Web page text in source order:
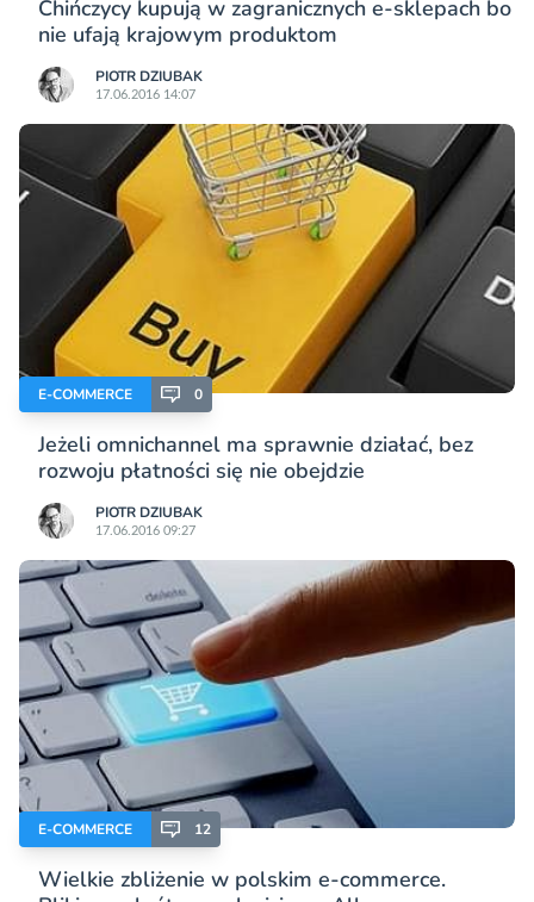
Chińczycy kupują w zagranicznych e-sklepach bo
nie ufają krajowym produktom
PIOTR DZIUBAK
17.06.2016 14:07
E-COMMERCE 0
Jeżeli omnichannel ma sprawnie działać, bez
rozwoju płatności się nie obejdzie
PIOTR DZIUBAK
17.06.2016 09:27
E-COMMERCE 12
Wielkie zbliżenie w polskim e-commerce.